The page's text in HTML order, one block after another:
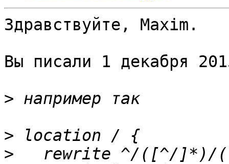
Здравствуйте, Maxim.
Вы писали 1 декабря
>
>
> rewrite ^/([^/]*)/